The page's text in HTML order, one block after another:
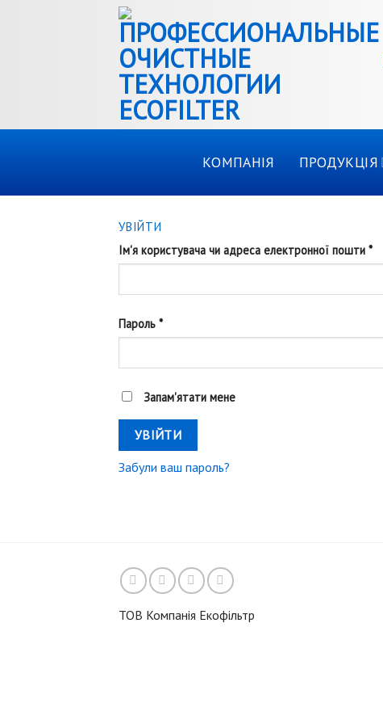
КОМПАНІЯ ПРОДУКЦІЯ
УВІЙТИ
Ім'я користувача чи адреса електронної пошти *
Пароль *
Запам'ятати мене
УВІЙТИ
Забули ваш пароль?
ТОВ Компанія Екофільтр